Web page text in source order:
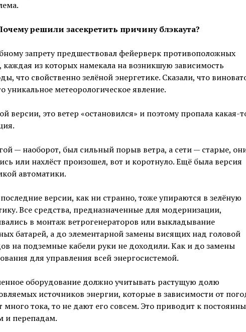
решили засекретить причину блэкаута?
запрету предшествовал фейерверк противоположных
каждая из которых намекала на возникшую зависимость
что свойственно зелёной энергетике. Сказали, что
уникальное метеорологическое явление.
версии, это ветер «остановился» и поэтому пропала какая-
— наоборот, был сильный порыв ветра, а сети — старые,
или нахлёст произошел, вот и коротнуло. Ещё была версия
автоматики.
версии, как ни странно, тоже упираются в зелёную
Все средства, предназначенные для модернизации,
в монтаж ветрогенераторов или выкладывание
батарей, а до элементарной замены висящих над головой
на подземные кабели руки не доходили. Как и до замены
для управления всей энергосистемой.
оборудование должно учитывать растущую долю
источников энергии, которые в зависимости от
много тока, то не дают его совсем. Это приводит к
и перепадам.